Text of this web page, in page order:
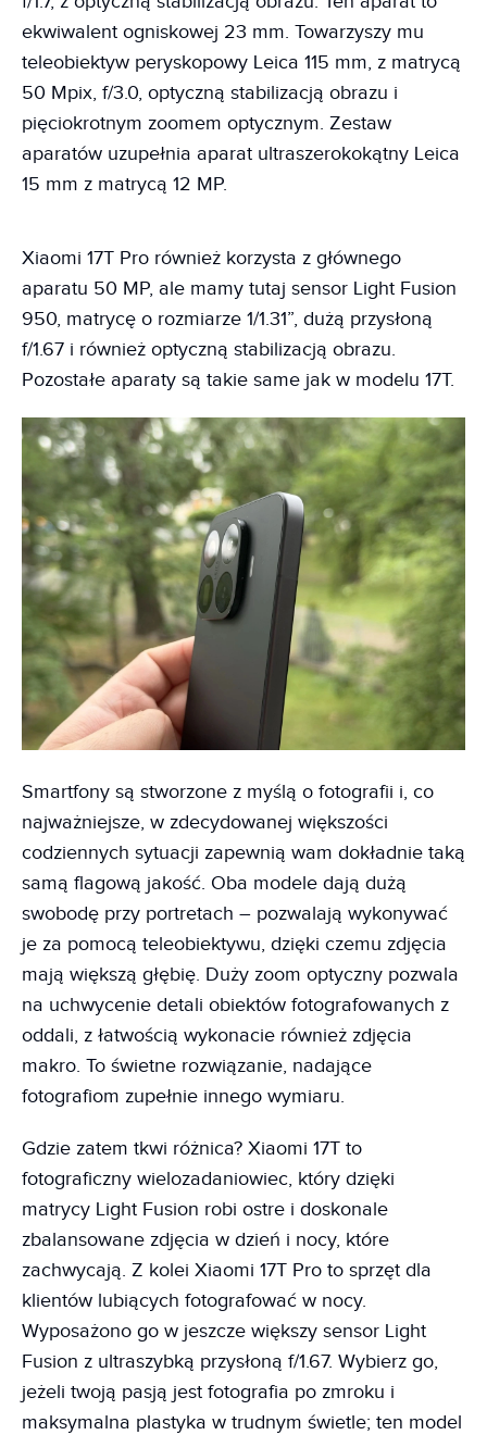
ekwiwalent ogniskowej 23 mm. Towarzyszy mu
teleobiektyw peryskopowy Leica 115 mm, z matrycą
50 Mpix, f/3.0, optyczną stabilizacją obrazu i
pięciokrotnym zoomem optycznym. Zestaw
aparatów uzupełnia aparat ultraszerokokątny Leica
15 mm z matrycą 12 MP.
Xiaomi 17T Pro również korzysta z głównego
aparatu 50 MP, ale mamy tutaj sensor Light Fusion
950, matrycę o rozmiarze 1/1.31”, dużą przysłoną
f/1.67 i również optyczną stabilizacją obrazu.
Pozostałe aparaty są takie same jak w modelu 17T.
Smartfony są stworzone z myślą o fotografii i, co
najważniejsze, w zdecydowanej większości
codziennych sytuacji zapewnią wam dokładnie taką
samą flagową jakość. Oba modele dają dużą
swobodę przy portretach – pozwalają wykonywać
je za pomocą teleobiektywu, dzięki czemu zdjęcia
mają większą głębię. Duży zoom optyczny pozwala
na uchwycenie detali obiektów fotografowanych z
oddali, z łatwością wykonacie również zdjęcia
makro. To świetne rozwiązanie, nadające
fotografiom zupełnie innego wymiaru.
Gdzie zatem tkwi różnica? Xiaomi 17T to
fotograficzny wielozadaniowiec, który dzięki
matrycy Light Fusion robi ostre i doskonale
zbalansowane zdjęcia w dzień i nocy, które
zachwycają. Z kolei Xiaomi 17T Pro to sprzęt dla
klientów lubiących fotografować w nocy.
Wyposażono go w jeszcze większy sensor Light
Fusion z ultraszybką przysłoną f/1.67. Wybierz go,
jeżeli twoją pasją jest fotografia po zmroku i
maksymalna plastyka w trudnym świetle; ten model